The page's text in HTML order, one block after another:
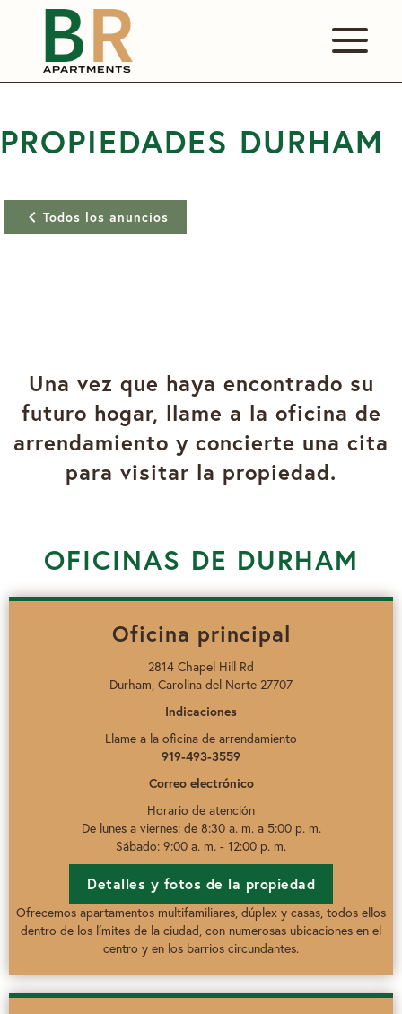
PROPIEDADES DURHAM
Todos los anuncios
Una vez que haya encontrado su
futuro hogar, llame a la oficina de
arrendamiento y concierte una cita
para visitar la propiedad.
OFICINAS DE DURHAM
Oficina principal
2814 Chapel Hill Rd
Durham, Carolina del Norte 27707
Indicaciones
Llame a la oficina de arrendamiento
919-493-3559
Correo electrónico
Horario de atención
De lunes a viernes: de 8:30 a. m. a 5:00 p. m.
Sábado: 9:00 a. m. - 12:00 p. m.
Detalles y fotos de la propiedad
Ofrecemos apartamentos multifamiliares, dúplex y casas, todos ellos
dentro de los límites de la ciudad, con numerosas ubicaciones en el
centro y en los barrios circundantes.